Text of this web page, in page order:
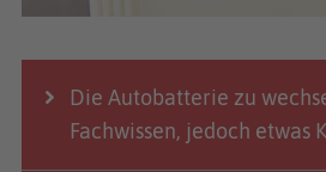
Die Autobatterie zu
Fachwissen, jedoch etwas